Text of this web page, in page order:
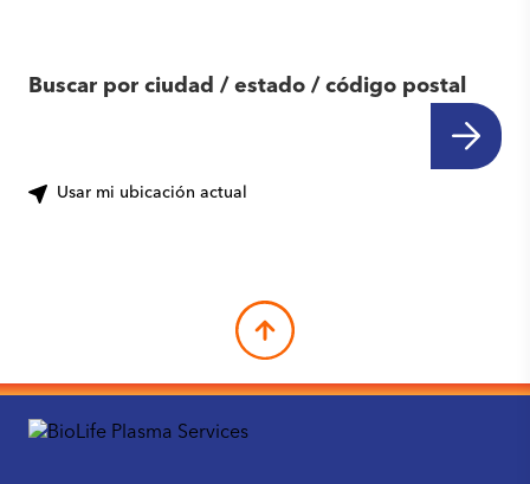
Buscar por ciudad / estado / código postal
Usar mi ubicación actual